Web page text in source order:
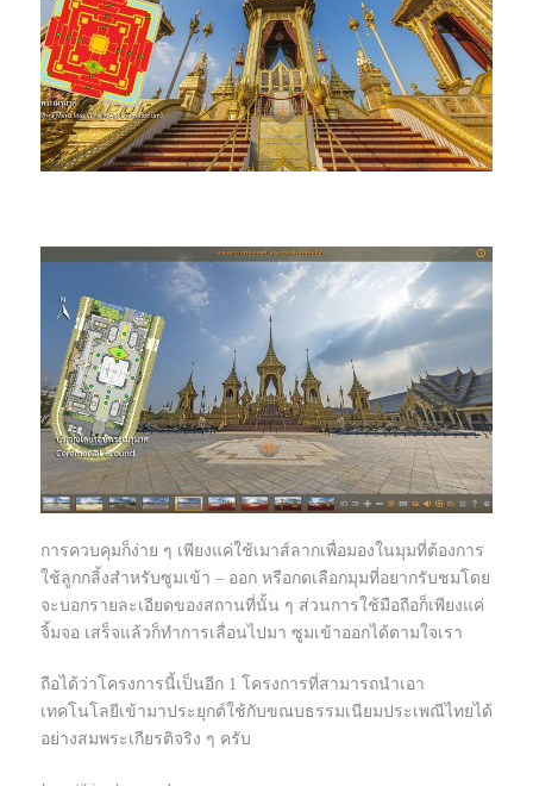
การควบคุมก็ง่าย ๆ เพียงแค่ใช้เมาส์ลากเพื่อมองในมุมที่ต้องการ
ใช้ลูกกลิ้งสำหรับซูมเข้า – ออก หรือกดเลือกมุมที่อยากรับชมโดย
จะบอกรายละเอียดของสถานที่นั้น ๆ ส่วนการใช้มือถือก็เพียงแค่
จิ้มจอ เสร็จแล้วก็ทำการเลื่อนไปมา ซูมเข้าออกได้ตามใจเรา
ถือได้ว่าโครงการนี้เป็นอีก 1 โครงการที่สามารถนำเอา
เทคโนโลยีเข้ามาประยุกต์ใช้กับขณบธรรมเนียมประเพณีไทยได้
อย่างสมพระเกียรติจริง ๆ ครับ